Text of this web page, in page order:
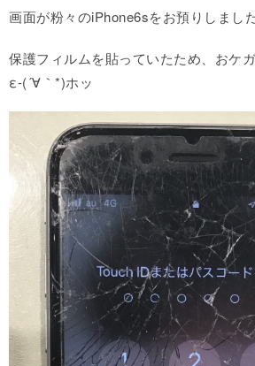
画面が粉々のiPhone6sをお預りしました
保護フィルムを貼っていたため、おケ
ε-(´∀｀*)ホッ